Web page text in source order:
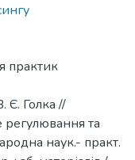
практик
Є. Голка //
регулювання та
наук.- практ.